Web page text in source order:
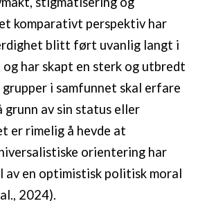
komparativt perspektiv har
blitt ført uvanlig langt i
og har skapt en sterk og utbredt
i samfunnet skal erfare
grunn av sin status eller
er rimelig å hevde at
orientering har
av en optimistisk politisk moral
2024).